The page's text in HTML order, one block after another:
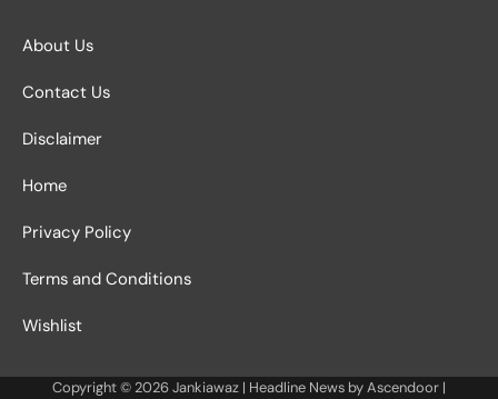
About Us
Contact Us
Disclaimer
Home
Privacy Policy
Terms and Conditions
Wishlist
Copyright © 2026Jankiawaz | Headline News byAscendoor |